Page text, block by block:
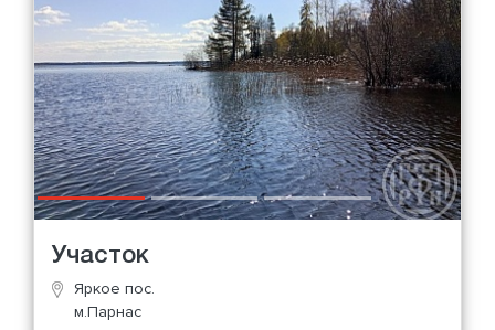
Участок
Яркое пос.
м.Парнас